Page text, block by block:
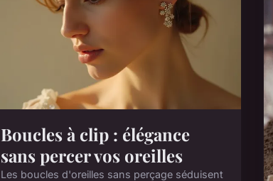
Boucles à clip : élégance
sans percer vos oreilles
Les boucles d'oreilles sans perçage séduisent